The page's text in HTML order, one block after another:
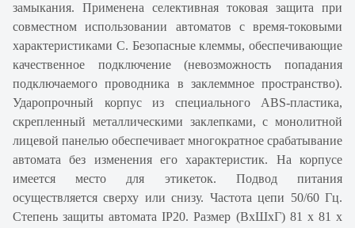
замыкания. Применена селективная токовая защита при
совместном использовании автоматов с время-токовыми
характеристиками С. Безопасные клеммы, обеспечивающие
качественное подключение (невозможность попадания
подключаемого проводника в заклеммное пространство).
Ударопрочный корпус из специального ABS-пластика,
скрепленный металлическими заклепками, с монолитной
лицевой панелью обеспечивает многократное срабатывание
автомата без изменения его характеристик. На корпусе
имеется место для этикеток. Подвод питания
осуществляется сверху или снизу. Частота цепи 50/60 Гц.
Степень защиты автомата IP20. Размер (ВхШхГ) 81 х 81 х